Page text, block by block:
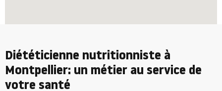
Diététicienne nutritionniste à
Montpellier: un métier au service de
votre santé